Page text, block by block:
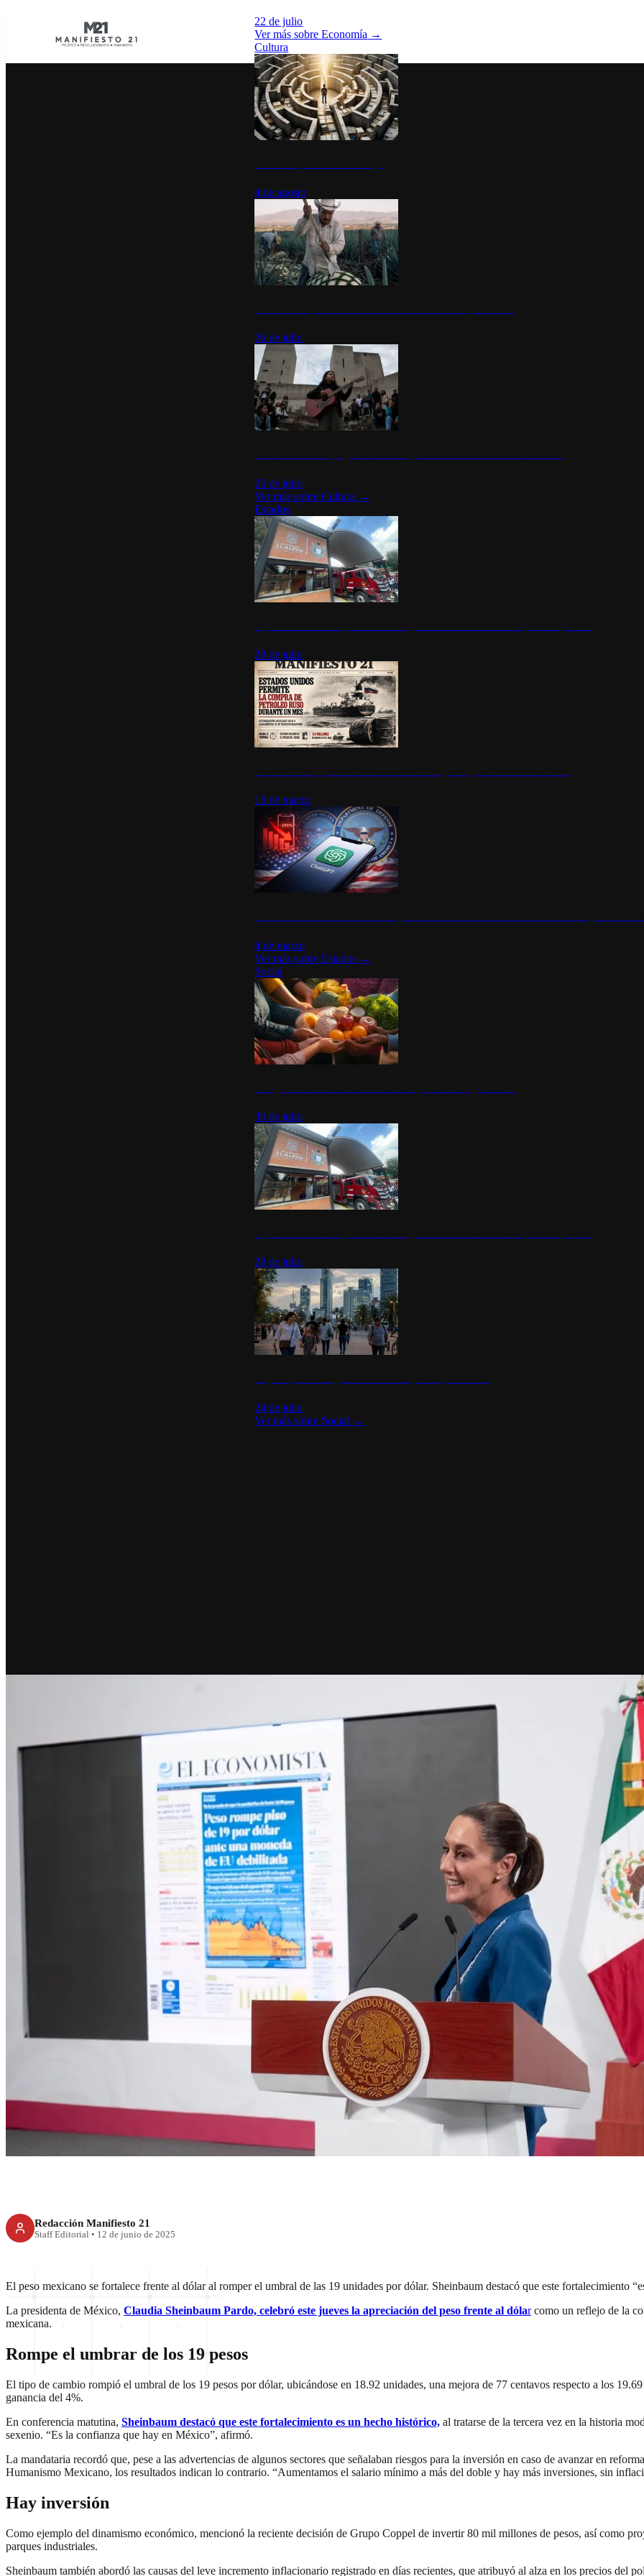
22 de julio
Ver más sobreEconomía →
Cultura
4 de agosto
26 de julio
25 de julio
Ver más sobreCultura →
Estados
28 de julio
13 de marzo
4 de marzo
Ver más sobreEstados →
Social
30 de julio
28 de julio
24 de julio
Ver más sobre Social →
RECIENTE
Confianza en México impulsa
inversiones y fortalece al peso:
Sheinbaum
Redacción Manifiesto 21
Staff Editorial • 12 de junio de 2025
El peso mexicano se fortalece frente al dólar al romper el umbral de las 19 unidades por dólar. Sheinbaum destacó que este fortalecimiento
La presidenta de México, Claudia Sheinbaum Pardo, celebró este jueves la apreciación del peso frente al dólarcomo un reflejo de la
mexicana.
Rompe el umbrar de los 19 pesos
El tipo de cambio rompió el umbral de los 19 pesos por dólar, ubicándose en 18.92 unidades, una mejora de 77 centavos respecto a los
ganancia del 4%.
En conferencia matutina, Sheinbaum destacó que este fortalecimiento es un hecho histórico, al tratarse de la tercera vez en la historia
sexenio. “Es la confianza que hay en México”, afirmó.
La mandataria recordó que, pese a las advertencias de algunos sectores que señalaban riesgos para la inversión en caso de avanzar en
Humanismo Mexicano, los resultados indican lo contrario. “Aumentamos el salario mínimo a más del doble y hay más inversiones, sin
Hay inversión
Como ejemplo del dinamismo económico, mencionó la reciente decisión de Grupo Coppel de invertir 80 mil millones de pesos, así como
parques industriales.
Sheinbaum también abordó las causas del leve incremento inflacionario registrado en días recientes, que atribuyó al alza en los precios del